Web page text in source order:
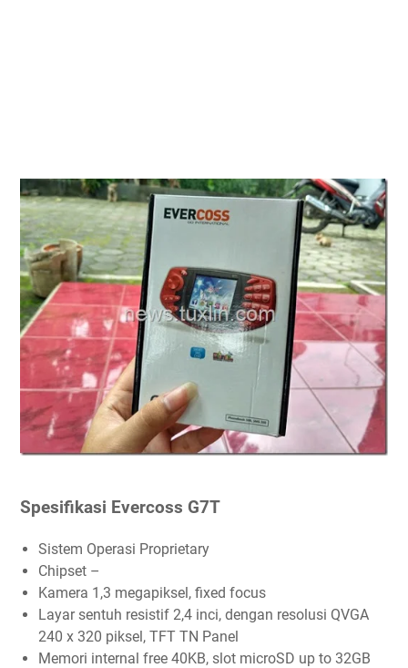
Spesifikasi Evercoss G7T
Sistem Operasi Proprietary
Chipset –
Kamera 1,3 megapiksel, fixed focus
Layar sentuh resistif 2,4 inci, dengan resolusi QVGA
240 x 320 piksel, TFT TN Panel
Memori internal free 40KB, slot microSD up to 32GB